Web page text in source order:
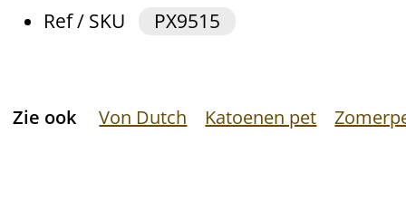
Ref / SKU PX9515
Zie ook Von Dutch Katoenen pet